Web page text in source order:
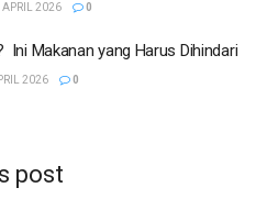
APRIL 2026 0
Ini Makanan yang Harus Dihindari
2026 0
post